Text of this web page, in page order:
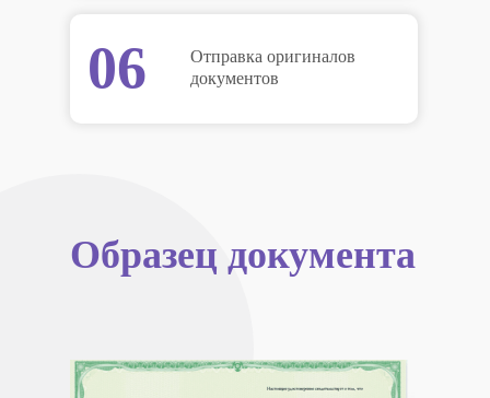
06
Отправка оригиналов
документов
Образец документа